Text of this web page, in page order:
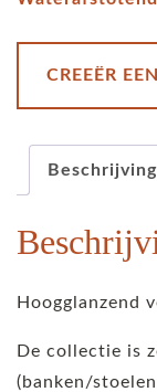
CREEËR
Beschrijving
Hoogglanzend
De collectie is
(banken/